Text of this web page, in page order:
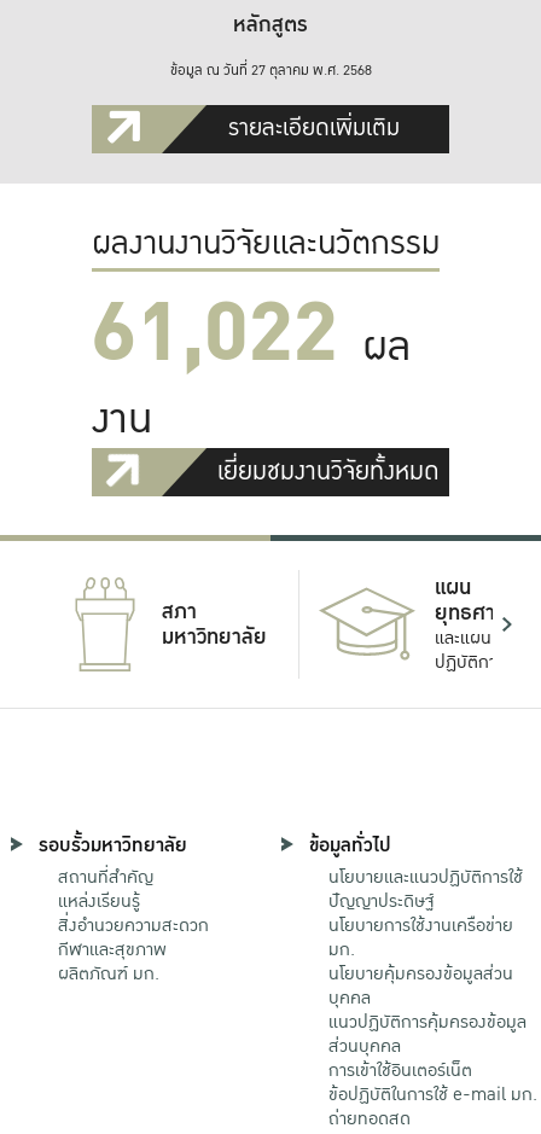
หลักสูตร
ข้อมูล ณ วันที่ 27 ตุลาคม พ.ศ. 2568
รายละเอียดเพิ่มเติม
ผลงานงานวิจัยและนวัตกรรม
61,022 ผล
งาน
เยี่ยมชมงานวิจัยทั้งหมด
สภา
มหาวิทยาลัย
แผน
ยุทธศาสตร์
และแผน
ปฏิบัติการ
รอบรั้วมหาวิทยาลัย
สถานที่สำคัญ
แหล่งเรียนรู้
สิ่งอำนวยความสะดวก
กีฬาและสุขภาพ
ผลิตภัณฑ์ มก.
ข้อมูลทั่วไป
นโยบายและแนวปฏิบัติการใช้
ปัญญาประดิษฐ์
นโยบายการใช้งานเครือข่าย
มก.
นโยบายคุ้มครองข้อมูลส่วน
บุคคล
แนวปฏิบัติการคุ้มครองข้อมูล
ส่วนบุคคล
การเข้าใช้อินเตอร์เน็ต
ข้อปฏิบัติในการใช้ e-mail มก.
ถ่ายทอดสด